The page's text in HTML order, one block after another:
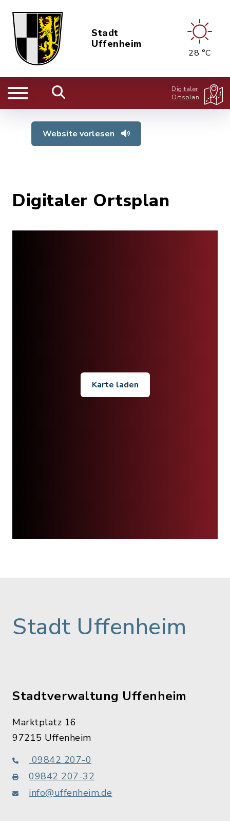
Stadt
Uffenheim
28 °C
Digitaler
Ortsplan
Website vorlesen
Digitaler Ortsplan
Karte laden
Stadt Uffenheim
Stadtverwaltung Uffenheim
Marktplatz 16
97215 Uffenheim
09842 207-0
09842 207-32
info@uffenheim.de